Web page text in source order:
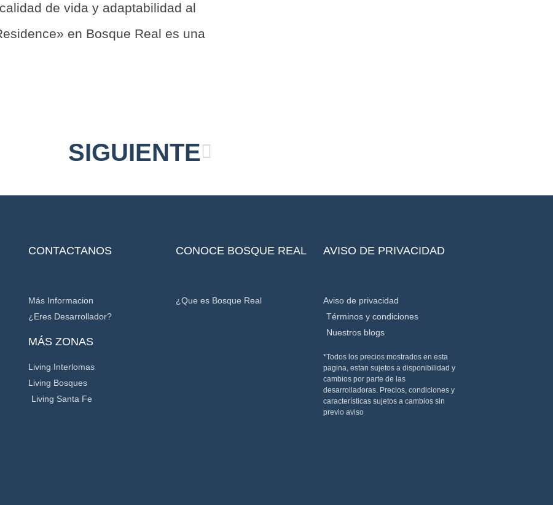
de vida y adaptabilidad al
en Bosque Real es una
SIGUIENTE
CONTACTANOS
Más Informacion
¿Eres Desarrollador?
MÁS ZONAS
Living Interlomas
Living Bosques
Living Santa Fe
CONOCE BOSQUE REAL
¿Que es Bosque Real
AVISO DE PRIVACIDAD
Aviso de privacidad
Términos y condiciones
Nuestros blogs
*Todos los precios mostrados en esta
pagina, estan sujetos a disponibilidad y
cambios por parte de las
desarrolladoras. Precios, condiciones y
características sujetos a cambios sin
previo aviso